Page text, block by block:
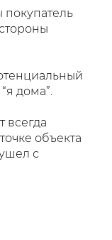
покупатель
дома”.
всегда
объекта
с